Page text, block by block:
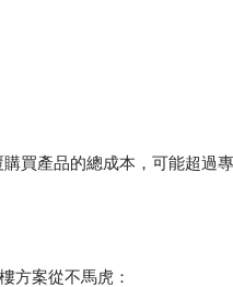
買產品的總成本，可能超過
方案從不馬虎：